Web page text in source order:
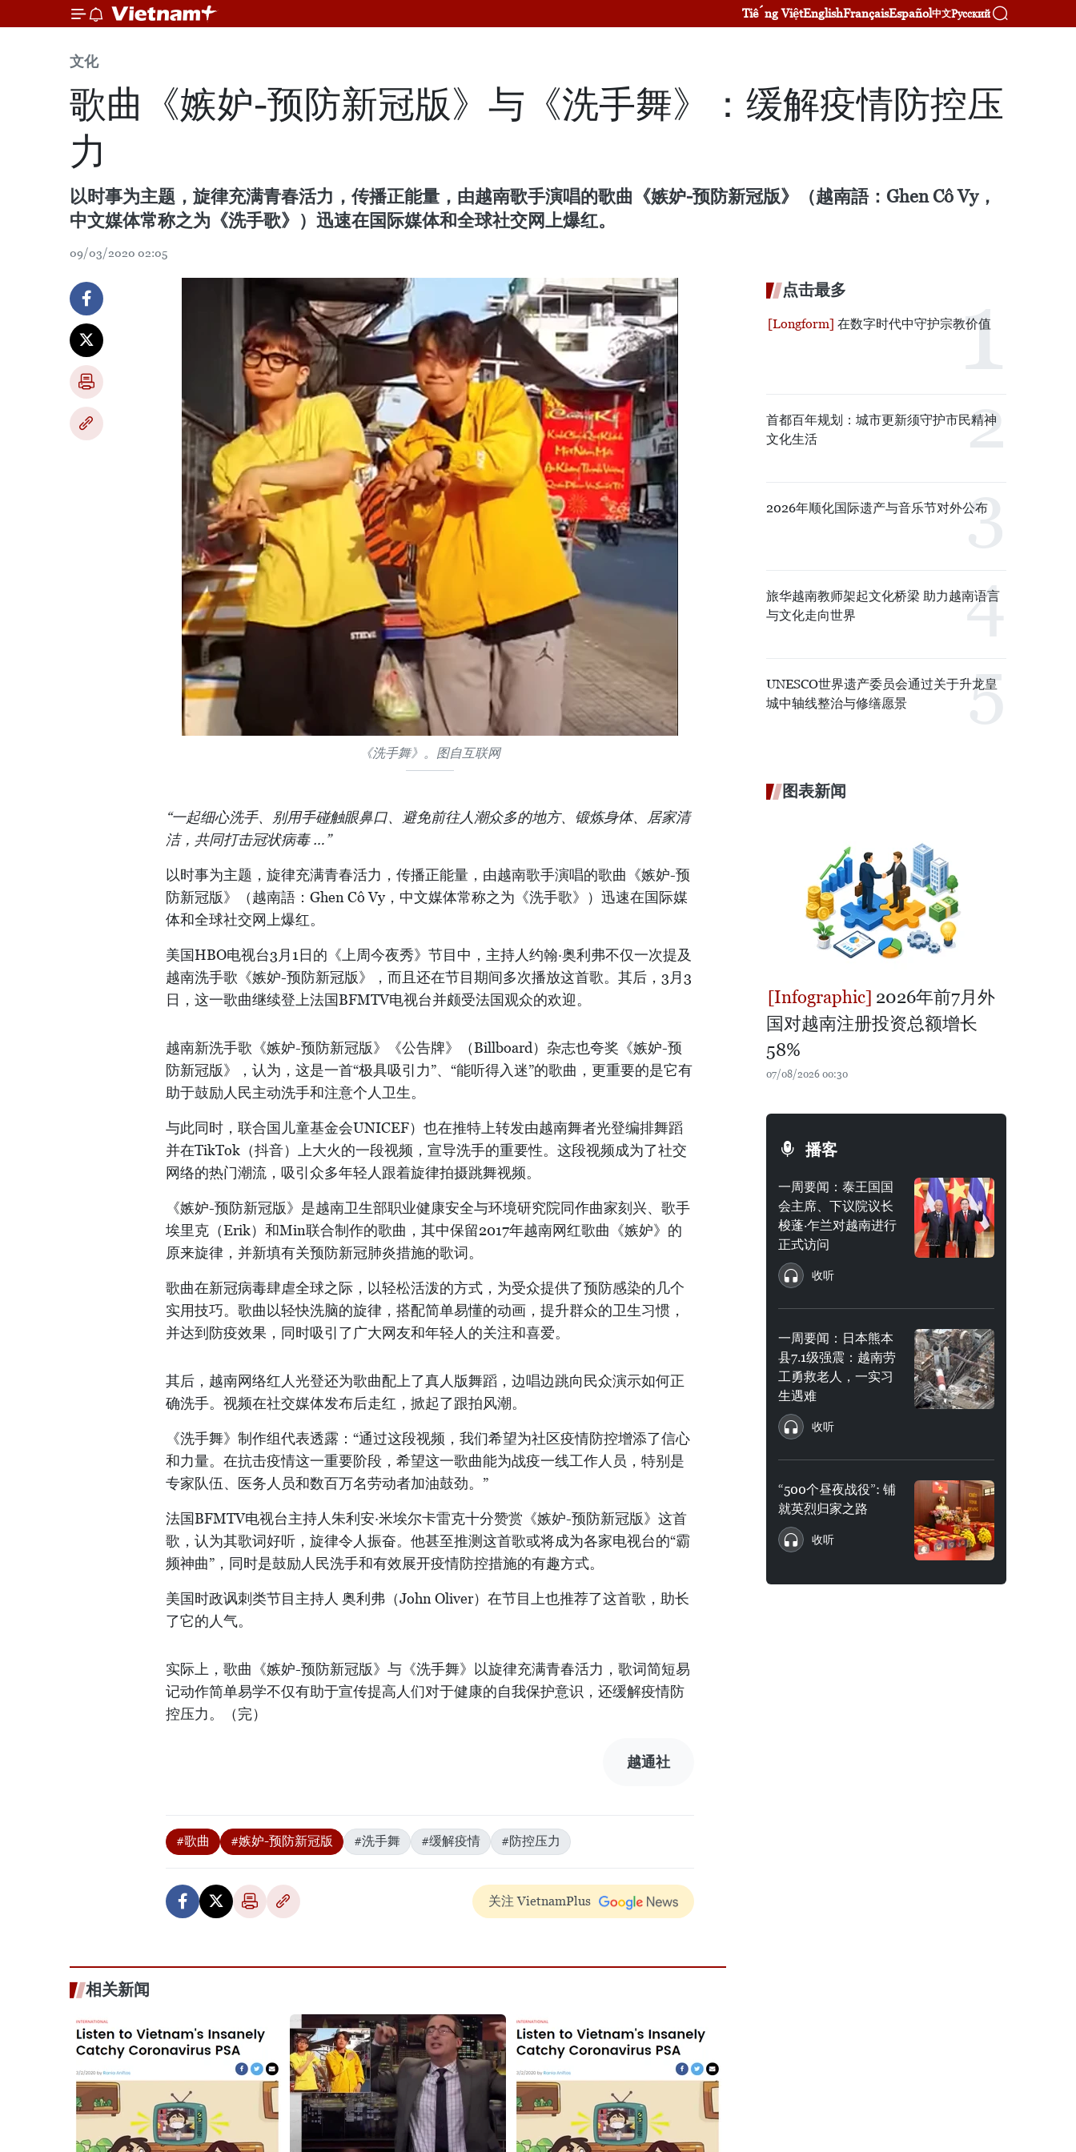
Tiếng ViệtEnglishFrançaisEspañol中文Русский
文化
歌曲《嫉妒-预防新冠版》与《洗手舞》：缓解疫情防控压
力
以时事为主题，旋律充满青春活力，传播正能量，由越南歌手演唱的歌曲《嫉妒-预防新冠版》（越南語：Ghen Cô Vy，
中文媒体常称之为《洗手歌》）迅速在国际媒体和全球社交网上爆红。
09/03/2020 02:05
《洗手舞》。图自互联网
“一起细心洗手、别用手碰触眼鼻口、避免前往人潮众多的地方、锻炼身体、居家清
洁，共同打击冠状病毒…”
以时事为主题，旋律充满青春活力，传播正能量，由越南歌手演唱的歌曲《嫉妒-预
防新冠版》（越南語：Ghen Cô Vy，中文媒体常称之为《洗手歌》）迅速在国际媒
体和全球社交网上爆红。
美国HBO电视台3月1日的《上周今夜秀》节目中，主持人约翰·奥利弗不仅一次提及
越南洗手歌《嫉妒-预防新冠版》，而且还在节目期间多次播放这首歌。其后，3月3
日，这一歌曲继续登上法国BFMTV电视台并颇受法国观众的欢迎。
越南新洗手歌《嫉妒-预防新冠版》《公告牌》（Billboard）杂志也夸奖《嫉妒-预
防新冠版》，认为，这是一首“极具吸引力”、“能听得入迷”的歌曲，更重要的是它有
助于鼓励人民主动洗手和注意个人卫生。
与此同时，联合国儿童基金会UNICEF）也在推特上转发由越南舞者光登编排舞蹈
并在TikTok（抖音）上大火的一段视频，宣导洗手的重要性。这段视频成为了社交
网络的热门潮流，吸引众多年轻人跟着旋律拍摄跳舞视频。
《嫉妒-预防新冠版》是越南卫生部职业健康安全与环境研究院同作曲家刻兴、歌手
埃里克（Erik）和Min联合制作的歌曲，其中保留2017年越南网红歌曲《嫉妒》的
原来旋律，并新填有关预防新冠肺炎措施的歌词。
歌曲在新冠病毒肆虐全球之际，以轻松活泼的方式，为受众提供了预防感染的几个
实用技巧。歌曲以轻快洗脑的旋律，搭配简单易懂的动画，提升群众的卫生习惯，
并达到防疫效果，同时吸引了广大网友和年轻人的关注和喜爱。
其后，越南网络红人光登还为歌曲配上了真人版舞蹈，边唱边跳向民众演示如何正
确洗手。视频在社交媒体发布后走红，掀起了跟拍风潮。
《洗手舞》制作组代表透露：“通过这段视频，我们希望为社区疫情防控增添了信心
和力量。在抗击疫情这一重要阶段，希望这一歌曲能为战疫一线工作人员，特别是
专家队伍、医务人员和数百万名劳动者加油鼓劲。”
法国BFMTV电视台主持人朱利安·米埃尔卡雷克十分赞赏《嫉妒-预防新冠版》这首
歌，认为其歌词好听，旋律令人振奋。他甚至推测这首歌或将成为各家电视台的“霸
频神曲”，同时是鼓励人民洗手和有效展开疫情防控措施的有趣方式。
美国时政讽刺类节目主持人 奥利弗（John Oliver）在节目上也推荐了这首歌，助长
了它的人气。
实际上，歌曲《嫉妒-预防新冠版》与《洗手舞》以旋律充满青春活力，歌词简短易
记动作简单易学不仅有助于宣传提高人们对于健康的自我保护意识，还缓解疫情防
控压力。（完）
越通社
#歌曲 #嫉妒-预防新冠版 #洗手舞 #缓解疫情 #防控压力
关注 VietnamPlus
相关新闻
点击最多
在数字时代中守护宗教价值
首都百年规划：城市更新须守护市民精神
文化生活
2026年顺化国际遗产与音乐节对外公布
旅华越南教师架起文化桥梁 助力越南语言
与文化走向世界
UNESCO世界遗产委员会通过关于升龙皇
城中轴线整治与修缮愿景
图表新闻
2026年前7月外
国对越南注册投资总额增长
58%
07/08/2026 00:30
播客
一周要闻：泰王国国
会主席、下议院议长
梭蓬·乍兰对越南进行
正式访问
收听
一周要闻：日本熊本
县7.1级强震：越南劳
工勇救老人，一实习
生遇难
收听
“500个昼夜战役”: 铺
就英烈归家之路
收听